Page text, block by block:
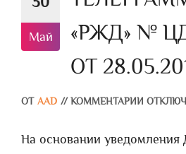
Май
«РЖД» №
ОТ
ОТ AAD // КОММЕНТАРИИ
На основании уведомления